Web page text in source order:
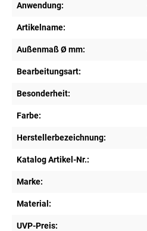
Anwendung:
Artikelname:
Außenmaß Ø mm:
Bearbeitungsart:
Besonderheit:
Farbe:
Herstellerbezeichnung:
Katalog Artikel-Nr.:
Marke:
Material:
UVP-Preis: